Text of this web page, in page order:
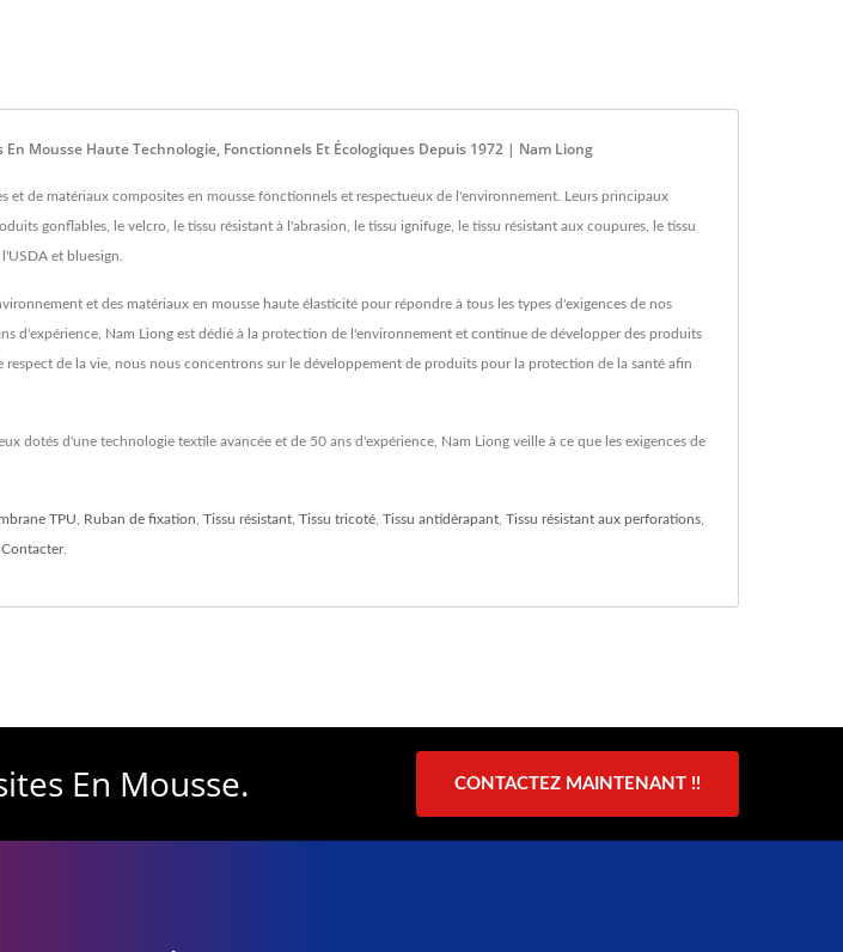
Mousse Haute Technologie, Fonctionnels Et Écologiques Depuis 1972 | Nam Liong
de matériaux composites en mousse fonctionnels et respectueux de l'environnement. Leurs principaux
gonflables, le velcro, le tissu résistant à l'abrasion, le tissu ignifuge, le tissu résistant aux coupures, le tissu
et bluesign.
et des matériaux en mousse haute élasticité pour répondre à tous les types d'exigences de nos
d'expérience, Nam Liong est dédié à la protection de l'environnement et continue de développer des produits
de la vie, nous nous concentrons sur le développement de produits pour la protection de la santé afin
dotés d'une technologie textile avancée et de 50 ans d'expérience, Nam Liong veille à ce que les exigences de
TPU Ruban de fixation Tissu résistant Tissu tricoté Tissu antidérapant Tissu résistant aux perforations
.
En Mousse. CONTACTEZ MAINTENANT !!